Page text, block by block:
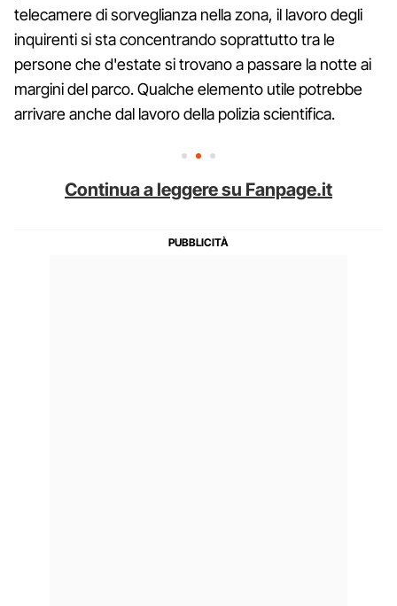
telecamere di sorveglianza nella zona, il lavoro degli
inquirenti si sta concentrando soprattutto tra le
persone che d'estate si trovano a passare la notte ai
margini del parco. Qualche elemento utile potrebbe
arrivare anche dal lavoro della polizia scientifica.
Continua a leggere su Fanpage.it